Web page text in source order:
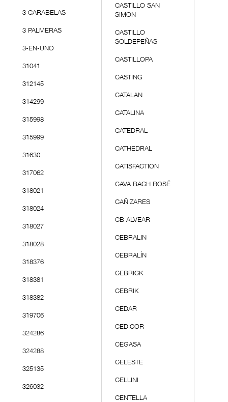
3 CARABELAS
3 PALMERAS
3-EN-UNO
31041
312145
314299
315998
315999
31630
317062
318021
318024
318027
318028
318376
318381
318382
319706
324286
324288
325135
326032
CASTILLO SAN
SIMON
CASTILLO
SOLDEPEÑAS
CASTILLOPA
CASTING
CATALAN
CATALINA
CATEDRAL
CATHEDRAL
CATISFACTION
CAVA BACH ROSÉ
CAÑIZARES
CB ALVEAR
CEBRALIN
CEBRALÍN
CEBRICK
CEBRIK
CEDAR
CEDICOR
CEGASA
CELESTE
CELLINI
CENTELLA